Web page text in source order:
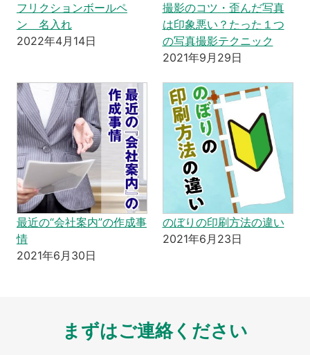
フリクションボールペ
ン 名入れ
2022年4月14日
撮影のコツ・歪んだ写真
は印象悪い？たった１つ
の写真撮影テクニック
2021年9月29日
最近の“会社案内”の作成事
情
2021年6月30日
のぼりの印刷方法の違い
2021年6月23日
まずはご連絡ください